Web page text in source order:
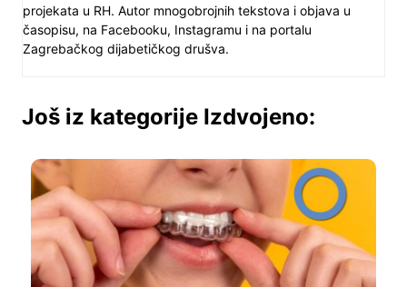
projekata u RH. Autor mnogobrojnih tekstova i objava u
časopisu, na Facebooku, Instagramu i na portalu
Zagrebačkog dijabetičkog drušva.
Još iz kategorije Izdvojeno: